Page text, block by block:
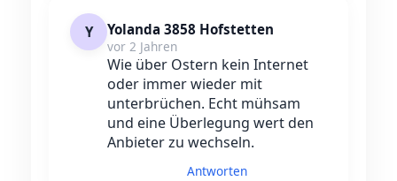
Y Yolanda 3858 Hofstetten
vor 2 Jahren
Wie über Ostern kein Internet
oder immer wieder mit
unterbrüchen. Echt mühsam
und eine Überlegung wert den
Anbieter zu wechseln.
Antworten